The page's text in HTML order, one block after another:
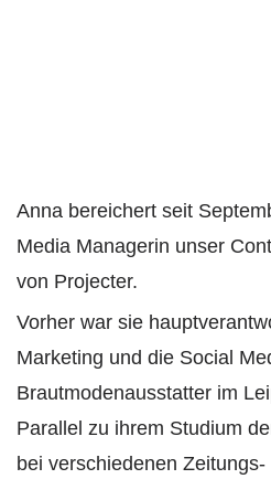
Anna bereichert seit
Media Managerin unser
von Projecter.
Vorher war sie
Marketing und die Social
Brautmodenausstatter im
Parallel zu ihrem Studium
bei verschiedenen